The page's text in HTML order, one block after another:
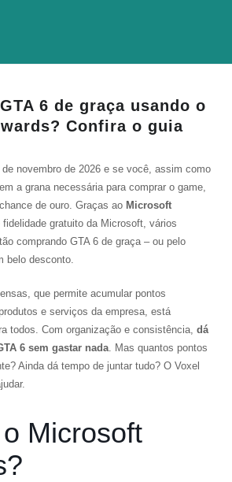
6 de graça usando o
Confira o guia
novembro de 2026 e se você, assim como
a grana necessária para comprar o game,
de ouro. Graças ao Microsoft
fidelidade gratuito da Microsoft, vários
comprando GTA 6 de graça – ou pelo
belo desconto.
que permite acumular pontos
e serviços da empresa, está
todos. Com organização e consistência, dá
6 sem gastar nada. Mas quantos pontos
Ainda dá tempo de juntar tudo? O Voxel
Microsoft